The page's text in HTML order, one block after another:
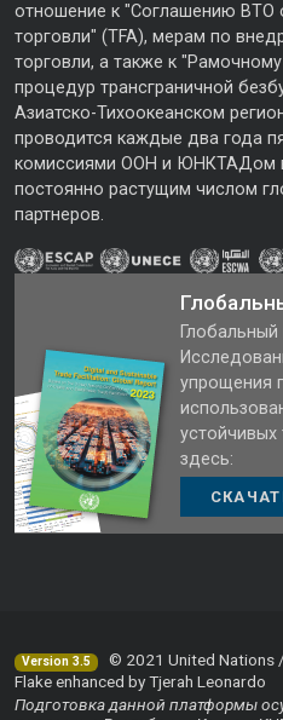
отношение к "Соглашению ВТО
торговли" (TFA), мерам по
торговли, а также к
процедур трансграничной
Азиатско-Тихоокеанском
проводится каждые два года
комиссиями ООН и ЮНКТАДом
постоянно растущим числом
партнеров.
упрощения
устойчивых
здесь:
Version 3.5
© 2021 United Nations
Flake enhanced by Tjerah Leonardo
Подготовка данной платформы